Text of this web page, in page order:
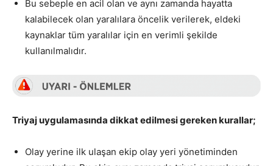
Bu sebeple en acil olan ve aynı zamanda hayatta
kalabilecek olan yaralılara öncelik verilerek, eldeki
kaynaklar tüm yaralılar için en verimli şekilde
kullanılmalıdır.
Triyaj uygulamasında dikkat edilmesi gereken kurallar;
Olay yerine ilk ulaşan ekip olay yeri yönetiminden